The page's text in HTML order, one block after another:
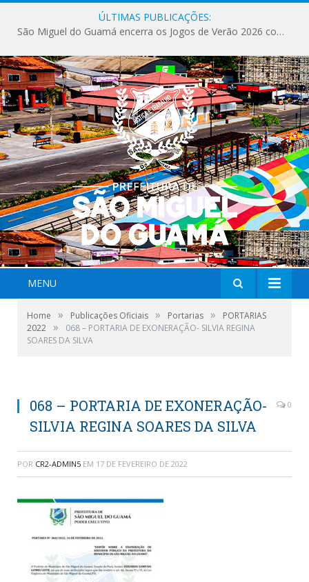
ÚLTIMAS PUBLICAÇÕES:
São Miguel do Guamá encerra os Jogos de Verão 2026 com sucesso de público e competições.
MENU
Home » Publicações Oficiais » Portarias »
PORTARIAS
2022 »
068 – PORTARIA DE EXONERAÇÃO- SILVIA REGINA
SOARES DA SILVA
068 – PORTARIA DE EXONERAÇÃO-
SILVIA REGINA SOARES DA SILVA
0
POR CR2-ADMIN5 EM 17 DE FEVEREIRO DE 2022